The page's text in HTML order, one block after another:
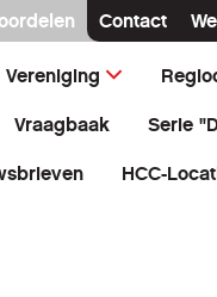
Contact
Vereniging
Vraagbaak Serie
HCC-